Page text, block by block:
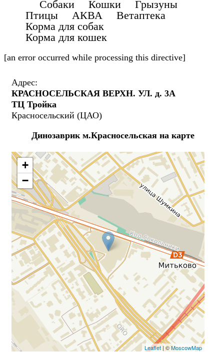
Собаки Кошки Грызуны
Птицы АКВА Ветаптека
Корма для собак
Корма для кошек
[an error occurred while processing this directive]
Адрес:
КРАСНОСЕЛЬСКАЯ ВЕРХН. УЛ. д. 3А
ТЦ Тройка
Красносельский (ЦАО)
Динозаврик м.Красносельская на карте
+
−
Leaflet| ©MoscowMap